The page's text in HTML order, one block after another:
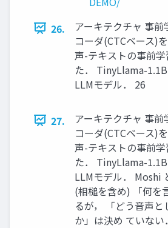
26.
アーキテクチャ 事
コーダ(CTCベース)
声-テキストの事前
た． TinyLlama-
LLMモデル． 26
27.
アーキテクチャ 事
コーダ(CTCベース)
声-テキストの事前
た． TinyLlama-
LLMモデル． Moshi
(相槌を含め) 「何を
るが， 「どう音声と
か」は決め ていない